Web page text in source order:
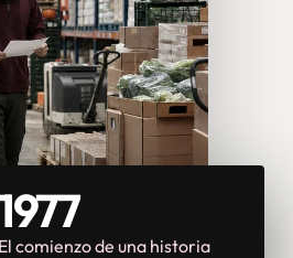
El comienzo de una historia